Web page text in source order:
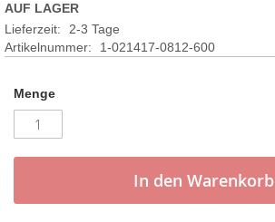
AUF LAGER
Lieferzeit:
2-3 Tage
Artikelnummer
1-021417-0812-600
Menge
In den Warenkorb